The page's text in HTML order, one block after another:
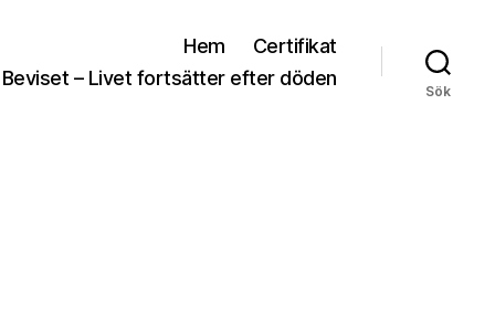
Hem
Certifikat
– Livet fortsätter efter döden
Sök